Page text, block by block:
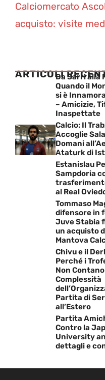
Calciomercato
acquisto: visite
ARTICOLIDa Sarri alla
Quando il
si è
– Amicizie,
Inaspettate
Calcio: Il
Accoglie
Domani
Ataturk di
Estanislau
Sampdoria
al Real
Tommaso
difensore in
Juve Stabia
un acquisto
Mantova
Chivu e il
Perché i
Non Contano
Complessità
Partita di
all’Estero
Partita
Contro la
University
dettagli e